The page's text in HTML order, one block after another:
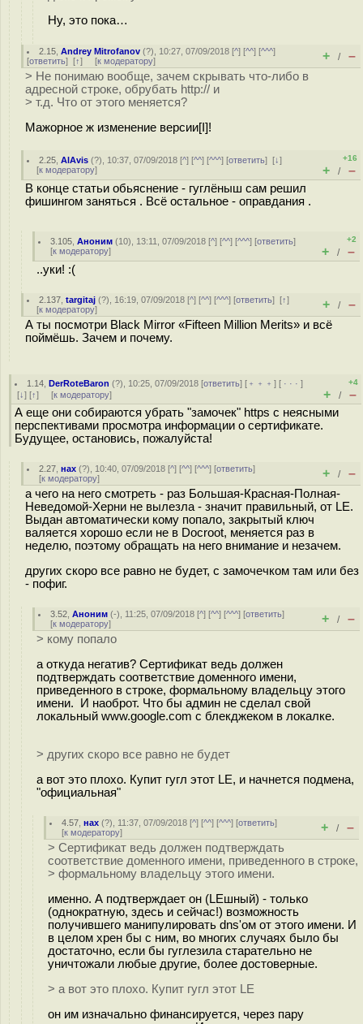
Ну, это пока…
2.15 ,Andrey Mitrofanov (?), 10:27, 07/09/2018 [^] [^^] [^^^]
[ответить] [↑] [к модератору] + / –
> Не понимаю вообще, зачем скрывать что-либо в
адресной строке, обрубать http:// и
> т.д. Что от этого меняется?
Мажорное ж изменение версии[I]!
2.25 ,AlAvis (?), 10:37, 07/09/2018 [^] [^^] [^^^] [ответить][↓]
[к модератору]
+16
+ / –
В конце статьи обьяснение - гуглёныш сам решил
фишингом заняться . Всё остальное - оправдания .
3.105 ,Аноним (10), 13:11, 07/09/2018 [^] [^^] [^^^] [ответить]
[к модератору]
+2
+ / –
..уки! :(
2.137 ,targitaj (?), 16:19, 07/09/2018 [^] [^^] [^^^] [ответить][↑]
[к модератору] + / –
А ты посмотри Black Mirror «Fifteen Million Merits» и всё
поймёшь. Зачем и почему.
1.14 ,DerRoteBaron (?), 10:25, 07/09/2018 [ответить] [ ﹢﹢﹢] [ · · ·]
[↓] [↑] [к модератору]
+4
+ / –
А еще они собираются убрать "замочек" https с неясными
перспективами просмотра информации о сертификате.
Будущее, остановись, пожалуйста!
2.27 ,нах (?), 10:40, 07/09/2018 [^] [^^] [^^^] [ответить]
[к модератору] + / –
а чего на него смотреть - раз Большая-Красная-Полная-
Неведомой-Херни не вылезла - значит правильный, от LE.
Выдан автоматически кому попало, закрытый ключ
валяется хорошо если не в Docroot, меняется раз в
неделю, поэтому обращать на него внимание и незачем.
других скоро все равно не будет, с замочечком там или без
- пофиг.
3.52 ,Аноним (-), 11:25, 07/09/2018 [^] [^^] [^^^] [ответить]
[к модератору] + / –
> кому попало
а откуда негатив? Сертификат ведь должен
подтверждать соответствие доменного имени,
приведенного в строке, формальному владельцу этого
имени. И наоброт. Что бы админ не сделал свой
локальный www.google.com с блекджеком в локалке.
> других скоро все равно не будет
а вот это плохо. Купит гугл этот LE, и начнется подмена,
"официальная"
4.57 ,нах (?), 11:37, 07/09/2018 [^] [^^] [^^^] [ответить]
[к модератору] + / –
> Сертификат ведь должен подтверждать
соответствие доменного имени, приведенного в строке,
> формальному владельцу этого имени.
именно. А подтверждает он (LEшный) - только
(однократную, здесь и сейчас!) возможность
получившего манипулировать dns'ом от этого имени. И
в целом хрен бы с ним, во многих случаях было бы
достаточно, если бы гуглезила старательно не
уничтожали любые другие, более достоверные.
> а вот это плохо. Купит гугл этот LE
он им изначально финансируется, через пару